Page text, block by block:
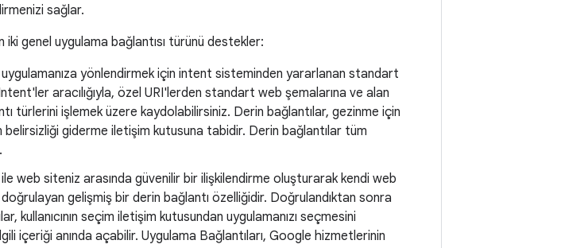
sağlar.
iki genel uygulama bağlantısı türünü destekler:
uygulamanıza yönlendirmek için intent sisteminden yararlanan standart
aracılığıyla, özel URI'lerden standart web şemalarına ve alan
türlerini işlemek üzere kaydolabilirsiniz. Derin bağlantılar, gezinme için
belirsizliği giderme iletişim kutusuna tabidir. Derin bağlantılar tüm
ile web siteniz arasında güvenilir bir ilişkilendirme oluşturarak kendi web
gelişmiş bir derin bağlantı özelliğidir. Doğrulandıktan sonra
kullanıcının seçim iletişim kutusundan uygulamanızı seçmesini
içeriği anında açabilir. Uygulama Bağlantıları, Google hizmetlerinin